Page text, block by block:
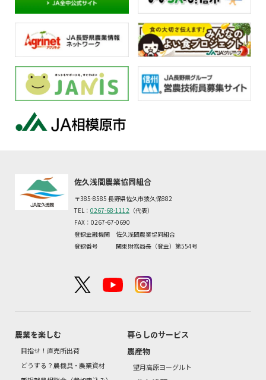
佐久浅間農業協同組合
〒385-8585 長野県佐久市猿久保882
TEL： 0267-68-1112 （代表）
FAX：0267-67-0690
登録金融機関 佐久浅間農業協同組合
登録番号 関東財務局長（登金）第554号
農業を楽しむ
目指せ！直売所出荷
どうする？農機具・農業資材
暮らしのサービス
農産物
望月高原ヨーグルト